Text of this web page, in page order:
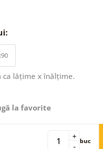
ca lățime x înălțime.
la favorite
-
+ buc